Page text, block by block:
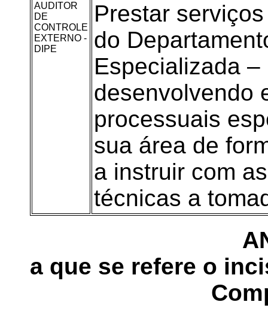
AUDITOR
DE
CONTROLE
EXTERNO -
DIPE
Prestar
do
Especializada
desenvolvendo
processuais
sua área de
a instruir com
técnicas a
a que se refere o